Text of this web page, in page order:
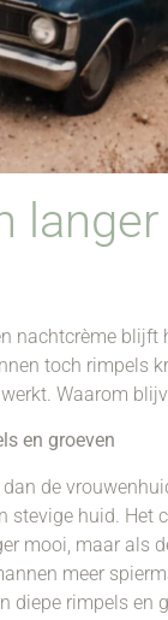
nachtcrème
toch rimpels
Waarom
en groeven
de
stevige huid.
mooi, maar als
meer
diepe rimpels en